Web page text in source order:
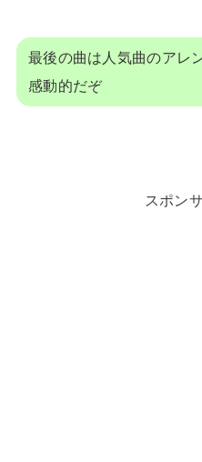
最後の曲は人気曲のアレ
感動的だぞ
スポン